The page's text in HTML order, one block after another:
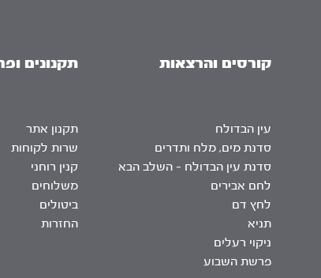
קורסים והרצאות
עין הבדולח
סדנת מים, מלח ותדרים
סדנת עין הבדולח – השלב הבא
לחם אבירים
לחץ דם
תניא
ניקוי רעלים
פרשת השבוע
תקנונים
תקנון אתר
שרות לקוחות
קנין רוחני
משלוחים
ביטולים
החזרות